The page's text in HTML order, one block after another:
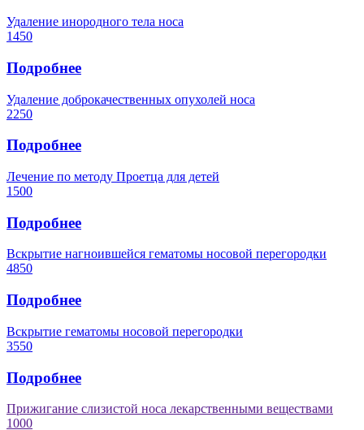
Удаление инородного тела носа
1450
Подробнее
Удаление доброкачественных опухолей носа
2250
Подробнее
Лечение по методу Проетца для детей
1500
Подробнее
Вскрытие нагноившейся гематомы носовой перегородки
4850
Подробнее
Вскрытие гематомы носовой перегородки
3550
Подробнее
Прижигание слизистой носа лекарственными веществами
1000